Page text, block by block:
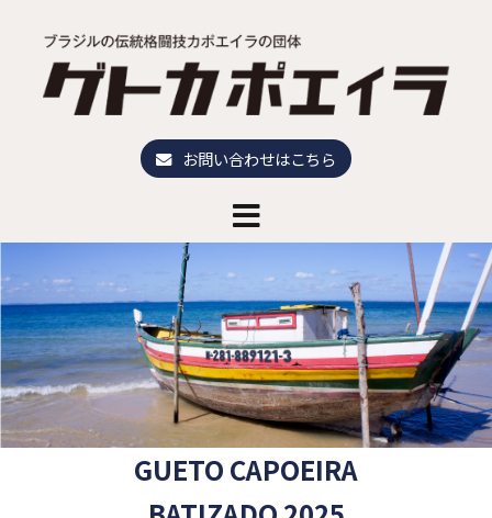
ッ
プ
お問い合わせはこちら
GUETO CAPOEIRA